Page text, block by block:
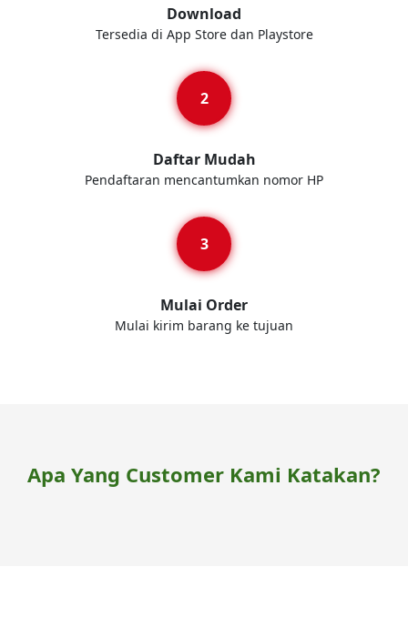
Download
Tersedia di App Store dan Playstore
Daftar Mudah
Pendaftaran mencantumkan nomor HP
Mulai Order
Mulai kirim barang ke tujuan
Apa Yang Customer Kami Katakan?